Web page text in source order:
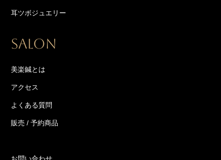
耳ツボジュエリー
SALON
美楽鍼とは
アクセス
よくある質問
販売 / 予約商品